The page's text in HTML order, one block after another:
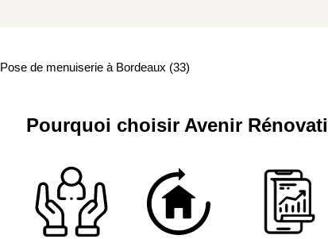
Pose de menuiserie à Bordeaux (33)
Pourquoi choisir Avenir